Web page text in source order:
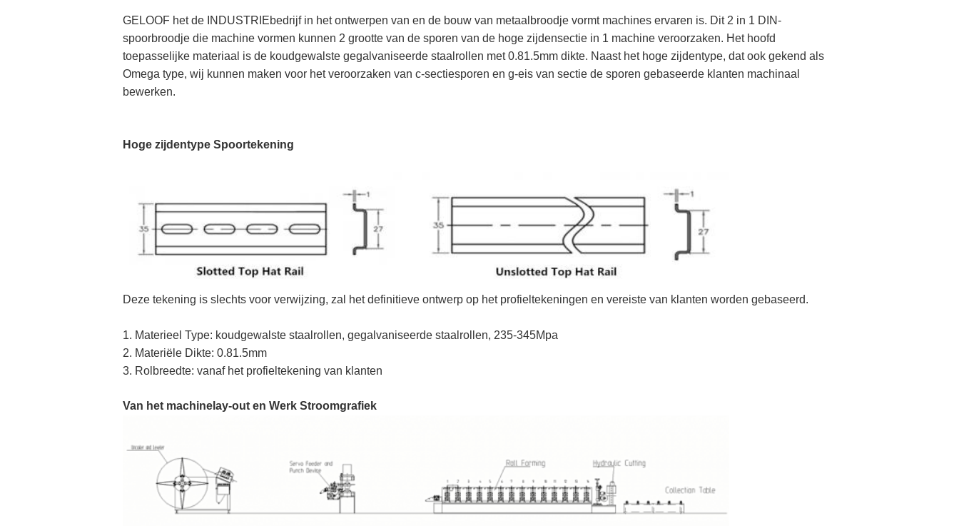
GELOOF het de INDUSTRIEbedrijf in het ontwerpen van en de bouw van metaalbroodje vormt machines ervaren is. Dit 2 in 1 DIN-
spoorbroodje die machine vormen kunnen 2 grootte van de sporen van de hoge zijdensectie in 1 machine veroorzaken. Het hoofd
toepasselijke materiaal is de koudgewalste gegalvaniseerde staalrollen met 0.81.5mm dikte. Naast het hoge zijdentype, dat ook gekend als
Omega type, wij kunnen maken voor het veroorzaken van c-sectiesporen en g-eis van sectie de sporen gebaseerde klanten machinaal
bewerken.
Hoge zijdentype Spoortekening
Deze tekening is slechts voor verwijzing, zal het definitieve ontwerp op het profieltekeningen en vereiste van klanten worden gebaseerd.
1. Materieel Type: koudgewalste staalrollen, gegalvaniseerde staalrollen, 235-345Mpa
2. Materiële Dikte: 0.81.5mm
3. Rolbreedte: vanaf het profieltekening van klanten
Van het machinelay-out en Werk Stroomgrafiek